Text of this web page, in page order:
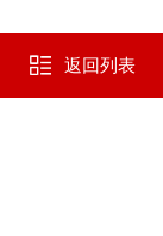
返回列表